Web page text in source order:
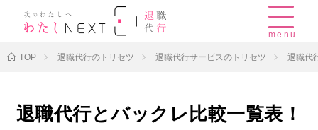
menu
TOP 退職代行のトリセツ 退職代行サービスのトリセツ 退職代
退職代行とバックレ比較一覧表！